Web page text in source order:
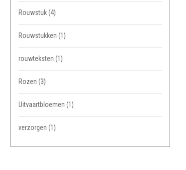
Rouwstuk(4)
Rouwstukken (1)
rouwteksten (1)
Rozen (3)
Uitvaartbloemen (1)
verzorgen (1)